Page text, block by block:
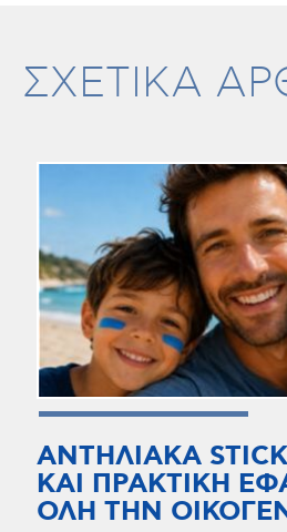
ΣΧΕΤΙΚΑ
ΑΝΤΗΛΙΑΚΑ
ΚΑΙ ΠΡΑΚΤΙΚΗ
ΟΛΗ ΤΗΝ